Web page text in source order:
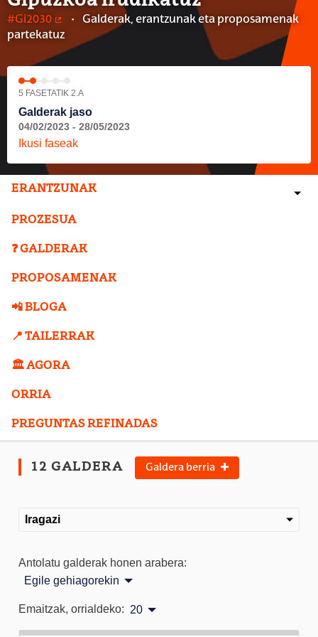
#Gi2030
(Kanpoko lotura)
Galderak, erantzunak eta proposamenak
partekatuz
5 FASETATIK 2.A
Galderak jaso
04/02/2023 - 28/05/2023
Ikusi faseak
ERANTZUNAK
PROZESUA
❓ GALDERAK
PROPOSAMENAK
📲 BLOGA
📍 TAILERRAK
🏛️ AGORA
ORRIA
PREGUNTAS REFINADAS
12 GALDERA Galdera berria
Iragazi
Antolatu galderak honen arabera:
Egile gehiagorekin
Emaitzak, orrialdeko: 20